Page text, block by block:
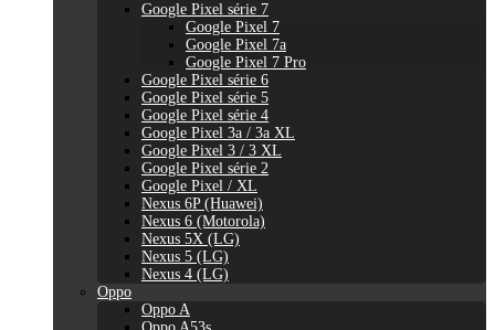
Google Pixel série 7
Google Pixel 7
Google Pixel 7a
Google Pixel 7 Pro
Google Pixel série 6
Google Pixel série 5
Google Pixel série 4
Google Pixel 3a / 3a XL
Google Pixel 3 / 3 XL
Google Pixel série 2
Google Pixel / XL
Nexus 6P (Huawei)
Nexus 6 (Motorola)
Nexus 5X (LG)
Nexus 5 (LG)
Nexus 4 (LG)
Oppo
Oppo A